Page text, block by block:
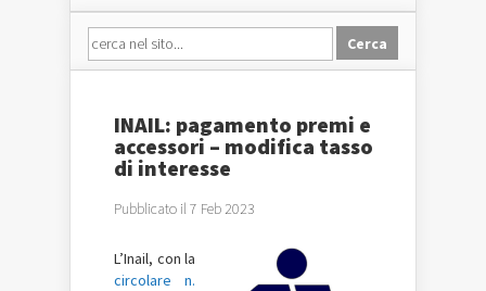
INAIL: pagamento premi e
accessori – modifica tasso
di interesse
Pubblicato il 7 Feb 2023
L’Inail, con la
circolare n.